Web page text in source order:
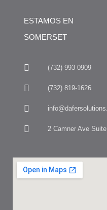
ESTAMOS EN
SOMERSET
(732) 993 0909
(732) 819-1626
2 Camner Ave